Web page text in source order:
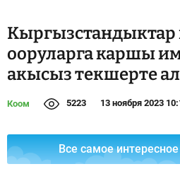
ооруларга каршы
акысыз текшерте
Коом 5223 13 ноября 2023
Все самое